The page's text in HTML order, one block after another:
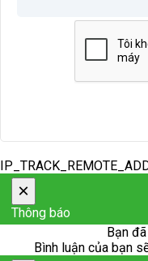
×
Thông báo
Bạn
Bình luận của bạn